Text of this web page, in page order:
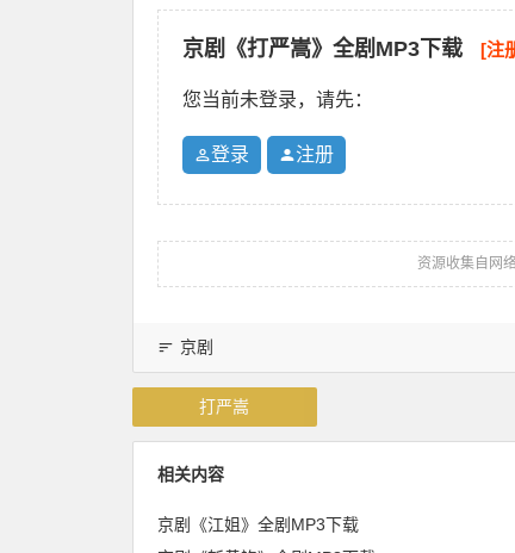
京剧《打严嵩》全剧MP3下载 [注
您当前未登录，请先：
登录 注册
资源收集自网
京剧
打严嵩
相关内容
京剧《江姐》全剧MP3下载